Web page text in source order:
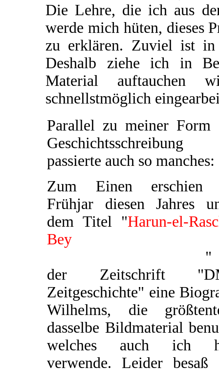
Die Lehre, die ich aus
werde mich hüten, dieses
zu erklären. Zuviel ist in
Deshalb ziehe ich in
Material auftauchen
schnellstmöglich
Parallel zu meiner Form
Geschichtsschreibung
passierte auch so manches:
Zum Einen erschien
Frühjar diesen Jahres
dem Titel "Harun-el-
Bey
"
der Zeitschrift
Zeitgeschichte" eine
Wilhelms, die
dasselbe Bildmaterial
welches auch ich
verwende. Leider besaß